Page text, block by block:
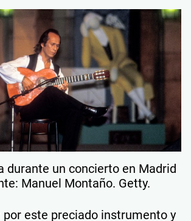
durante un concierto en Madrid
Manuel Montaño. Getty.
por este preciado instrumento y